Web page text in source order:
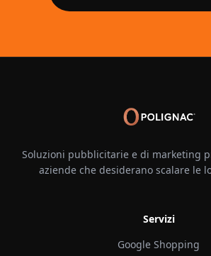
Soluzioni pubblicitarie e di marketing
aziende che desiderano scalare le
Servizi
Google Shopping